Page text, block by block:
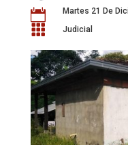
 Martes 21 De
 Judicial